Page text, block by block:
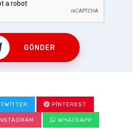
GÖNDER
TWITTER PINTEREST
WHATSAPP